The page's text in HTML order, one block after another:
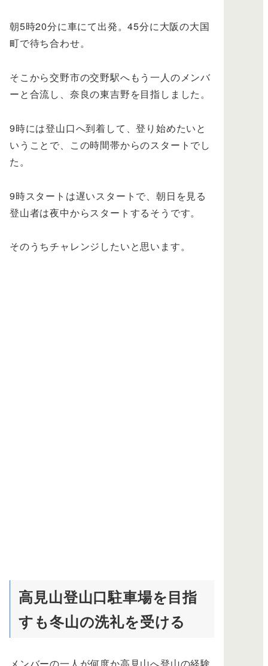
朝5時20分に車にて出発。45分に大阪の大国
町で待ち合わせ。
そこから交野市の交野駅へもう一人のメンバ
ーと合流し、奈良の東吉野を目指しました。
9時には登山口へ到着して、登り始めたいと
いうことで、この時間帯からのスタートでし
た。
9時スタートは遅いスタートで、朝日を見る
登山者は夜中からスタートするそうです。
そのうちチャレンジしたいと思います。
高見山登山口駐車場を目指
すも冬山の洗礼を受ける